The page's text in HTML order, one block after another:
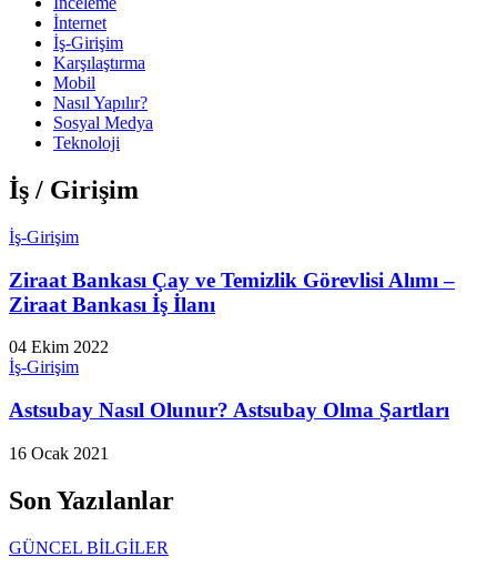
İnternet
İş-Girişim
Karşılaştırma
Mobil
Nasıl Yapılır?
Sosyal Medya
Teknoloji
İş / Girişim
İş-Girişim
Ziraat Bankası Çay ve Temizlik Görevlisi Alımı –
Ziraat Bankası İş İlanı
04 Ekim 2022
İş-Girişim
Astsubay Nasıl Olunur? Astsubay Olma Şartları
16 Ocak 2021
Son Yazılanlar
GÜNCEL BİLGİLER